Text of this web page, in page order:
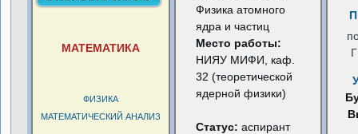
МАТЕМАТИКА
ФИЗИКА
МАТЕМАТИЧЕСКИЙ АНАЛИЗ
Физика атомного
ядра и частиц
Место работы:
НИЯУ МИФИ, каф.
32 (теоретической
ядерной физики)
Статус:аспирант